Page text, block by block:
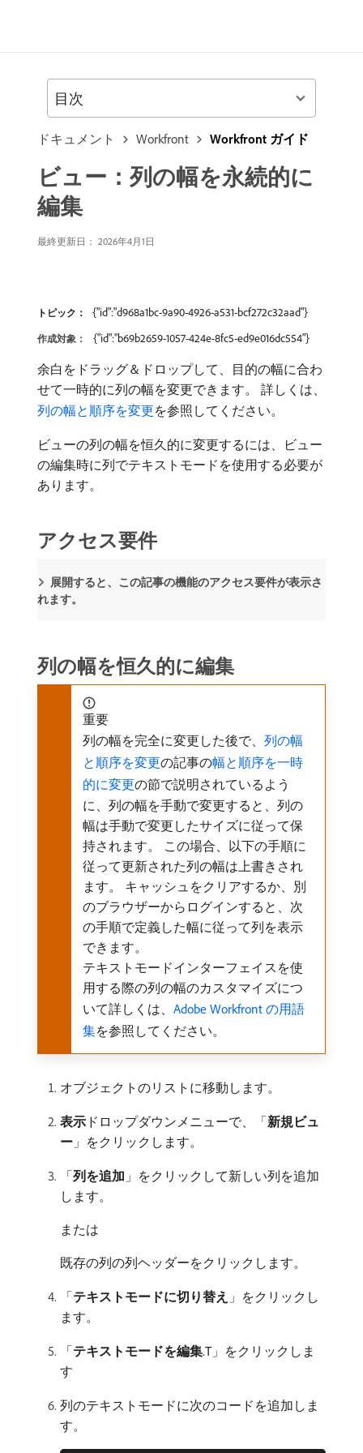
ドキュメント Workfront Workfront ガイド
ビュー：列の幅を永続的に
編集
最終更新日： 2026年4月1日
トピック： {"id":"d968a1bc-9a90-4926-a531-bcf272c32aad"}
作成対象： {"id":"b69b2659-1057-424e-8fc5-ed9e016dc554"}
余白をドラッグ＆ドロップして、目的の幅に合わ
せて一時的に列の幅を変更できます。 詳しくは、
列の幅と順序を変更を参照してください。
ビューの列の幅を恒久的に変更するには、ビュー
の編集時に列でテキストモードを使用する必要が
あります。
アクセス要件
展開すると、この記事の機能のアクセス要件が表示さ
れます。
列の幅を恒久的に編集
重要
列の幅を完全に変更した後で、 列の幅
と順序を変更の記事の幅と順序を一時
的に変更の節で説明されているよう
に、列の幅を手動で変更すると、列の
幅は手動で変更したサイズに従って保
持されます。 この場合、以下の手順に
従って更新された列の幅は上書きされ
ます。 キャッシュをクリアするか、別
のブラウザーからログインすると、次
の手順で定義した幅に従って列を表示
できます。
テキストモードインターフェイスを使
用する際の列の幅のカスタマイズにつ
いて詳しくは、 Adobe Workfront の用語
集を参照してください。
オブジェクトのリストに移動します。
表示 ​ドロップダウンメニューで、「新規ビュ
ー 」をクリックします。
「列を追加 」をクリックして新しい列を追加
します。
または
既存の列の列ヘッダーをクリックします。
「テキストモードに切り替え 」をクリックし
ます。
「テキストモードを編集.T」をクリックしま
す
列のテキストモードに次のコードを追加しま
す。
目次